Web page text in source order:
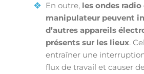
En outre, les ondes
manipulateur peuvent
d’autres appareils
présents sur les lieux.
entraîner une
flux de travail et causer